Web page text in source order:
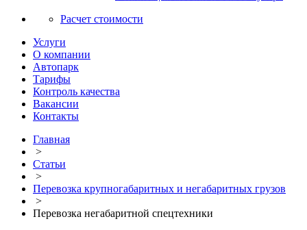
Расчет стоимости
Услуги
О компании
Автопарк
Тарифы
Контроль качества
Вакансии
Контакты
Главная
>
Статьи
>
Перевозка крупногабаритных и негабаритных грузов
>
Перевозка негабаритной спецтехники